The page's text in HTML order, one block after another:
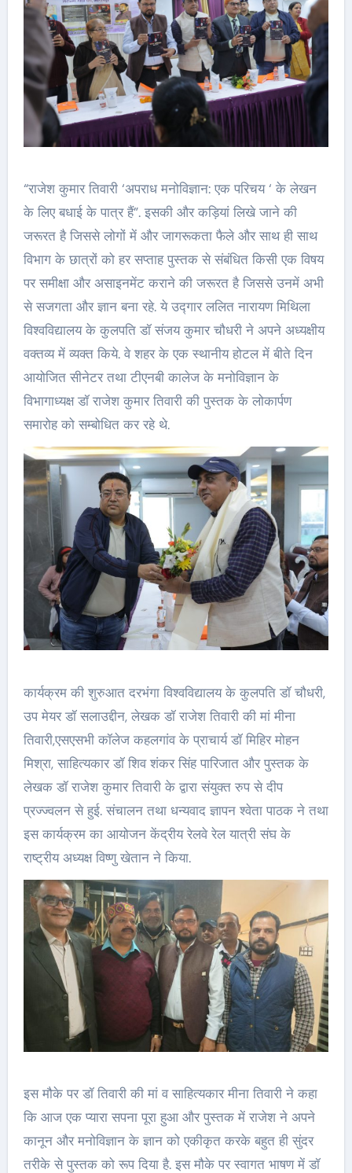
“राजेश कुमार तिवारी ‘अपराध मनोविज्ञान: एक परिचय ‘ के लेखन
के लिए बधाई के पात्र हैं”. इसकी और कड़ियां लिखे जाने की
जरूरत है जिससे लोगों में और जागरूकता फैले और साथ ही साथ
विभाग के छात्रों को हर सप्ताह पुस्तक से संबंधित किसी एक विषय
पर समीक्षा और असाइनमेंट कराने की जरूरत है जिससे उनमें अभी
से सजगता और ज्ञान बना रहे. ये उद्गार ललित नारायण मिथिला
विश्वविद्यालय के कुलपति डॉ संजय कुमार चौधरी ने अपने अध्यक्षीय
वक्तव्य में व्यक्त किये. वे शहर के एक स्थानीय होटल में बीते दिन
आयोजित सीनेटर तथा टीएनबी कालेज के मनोविज्ञान के
विभागाध्यक्ष डॉ राजेश कुमार तिवारी की पुस्तक के लोकार्पण
समारोह को सम्बोधित कर रहे थे.
कार्यक्रम की शुरुआत दरभंगा विश्वविद्यालय के कुलपति डॉ चौधरी,
उप मेयर डॉ सलाउद्दीन, लेखक डॉ राजेश तिवारी की मां मीना
तिवारी,एसएसभी कॉलेज कहलगांव के प्राचार्य डॉ मिहिर मोहन
मिश्रा, साहित्यकार डॉ शिव शंकर सिंह पारिजात और पुस्तक के
लेखक डॉ राजेश कुमार तिवारी के द्वारा संयुक्त रुप से दीप
प्रज्ज्वलन से हुई. संचालन तथा धन्यवाद ज्ञापन श्वेता पाठक ने तथा
इस कार्यक्रम का आयोजन केंद्रीय रेलवे रेल यात्री संघ के
राष्ट्रीय अध्यक्ष विष्णु खेतान ने किया.
इस मौके पर डॉ तिवारी की मां व साहित्यकार मीना तिवारी ने कहा
कि आज एक प्यारा सपना पूरा हुआ और पुस्तक में राजेश ने अपने
कानून और मनोविज्ञान के ज्ञान को एकीकृत करके बहुत ही सुंदर
तरीके से पुस्तक को रूप दिया है. इस मौके पर स्वागत भाषण में डॉ